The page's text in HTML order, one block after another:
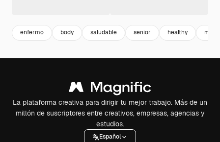
enfermo body saludable senior healthy
La plataforma creativa para dirigir tu mejor trabajo. Más de un
millón de suscriptores entre creativos, empresas, agencias y
estudios.
Español